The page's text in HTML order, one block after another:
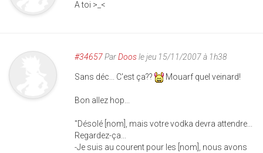
A toi >_<
#34657ParDoosle jeu 15/11/2007 à 1h38
Sans déc... C'est ça?? Mouarf quel veinard!
Bon allez hop...
"Désolé [nom], mais votre vodka devra attendre...
Regardez-ça...
-Je suis au courent pour les [nom], nous avons